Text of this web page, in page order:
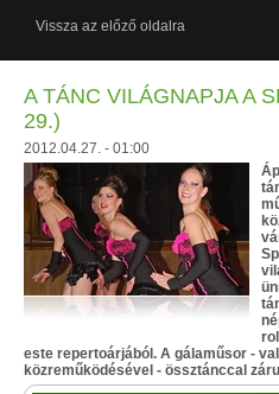
Vissza az előző oldalra
A TÁNC VILÁGNAPJA A
29.)
2012.04.27. - 01:00
este repertoárjából. A gálaműsor -
közreműködésével - össztánccal